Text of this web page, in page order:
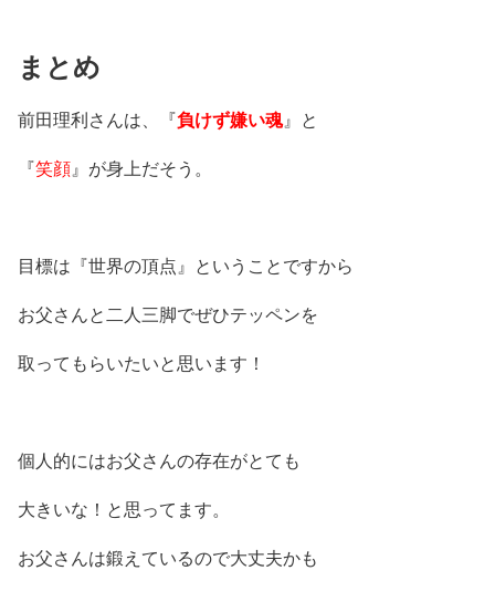
まとめ
前田理利さんは、『負けず嫌い魂』と
『笑顔』が身上だそう。
目標は『世界の頂点』ということですから
お父さんと二人三脚でぜひテッペンを
取ってもらいたいと思います！
個人的にはお父さんの存在がとても
大きいな！と思ってます。
お父さんは鍛えているので大丈夫かも